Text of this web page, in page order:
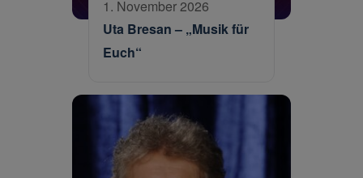
1. November 2026
Uta Bresan – „Musik für
Euch“